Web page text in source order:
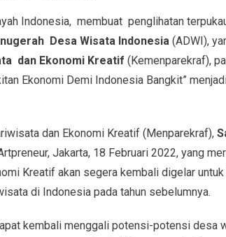
Indonesia, membuat penglihatan
Desa Wisata Indonesia (ADWI),
dan Ekonomi Kreatif (Kemenparekraf),
Ekonomi Demi Indonesia Bangkit”
dan Ekonomi Kreatif (Menparekraf),
Jakarta, 18 Februari 2022, yang
Kreatif akan segera kembali digelar
di Indonesia pada tahun sebelumnya.
kembali menggali potensi-potensi desa